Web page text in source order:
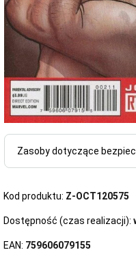
Zasoby dotyczące
Kod produktu: Z-OCT120575
Dostępność (czas realizacji):
EAN: 759606079155